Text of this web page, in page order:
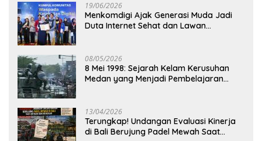
19/06/2026
Menkomdigi Ajak Generasi Muda Jadi
Duta Internet Sehat dan Lawan
08/05/2026
8 Mei 1998: Sejarah Kelam Kerusuhan
Medan yang Menjadi Pembelajaran
13/04/2026
Terungkap! Undangan Evaluasi Kinerja
di Bali Berujung Padel Mewah Saat